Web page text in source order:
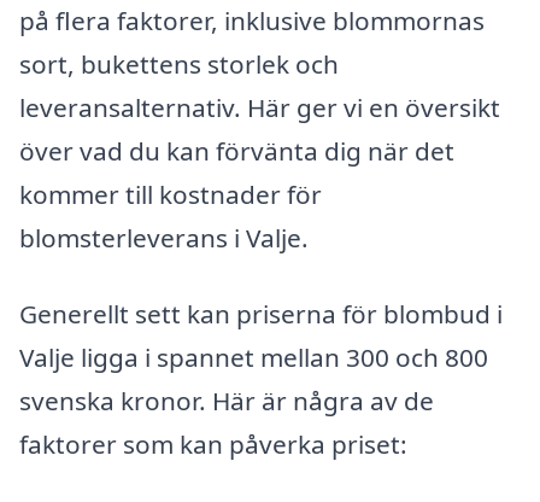
på flera faktorer, inklusive blommornas
sort, bukettens storlek och
leveransalternativ. Här ger vi en översikt
över vad du kan förvänta dig när det
kommer till kostnader för
blomsterleverans i Valje.
Generellt sett kan priserna för blombud i
Valje ligga i spannet mellan 300 och 800
svenska kronor. Här är några av de
faktorer som kan påverka priset: